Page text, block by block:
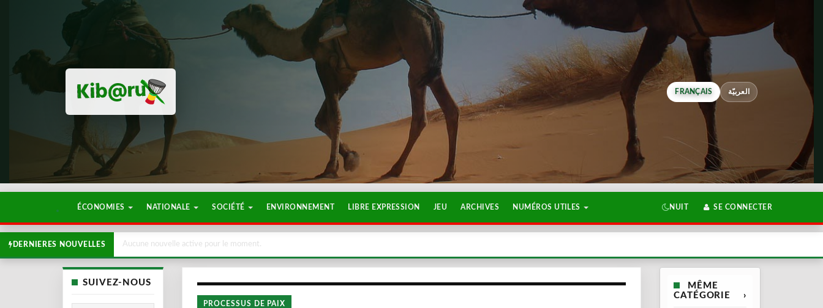
FRANÇAIS العربيّة
ÉCONOMIES NATIONALE SOCIÉTÉ ENVIRONNEMENT LIBRE EXPRESSION JEU ARCHIVES NUMÉROS UTILES NUIT SE CONNECTER
DERNIERES NOUVELLES Aucune nouvelle active pour le moment.
SUIVEZ-NOUS
PROCESSUS DE PAIX
MÊME
CATÉGORIE
›